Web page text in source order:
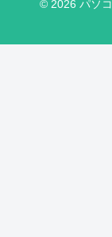
© 2026 パソ